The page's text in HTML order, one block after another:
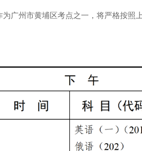
广州市黄埔区考点之一，将严格按照